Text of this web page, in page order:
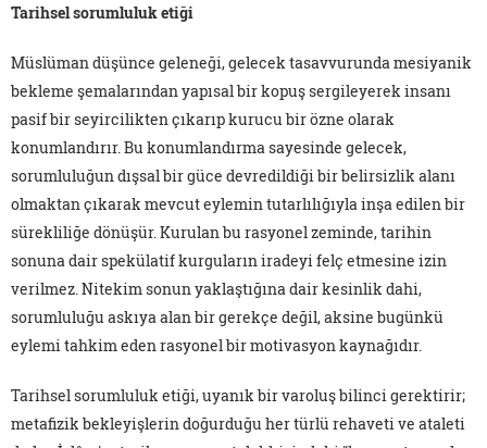
Tarihsel sorumluluk etiği
Müslüman düşünce geleneği, gelecek tasavvurunda mesiyanik
bekleme şemalarından yapısal bir kopuş sergileyerek insanı
pasif bir seyircilikten çıkarıp kurucu bir özne olarak
konumlandırır. Bu konumlandırma sayesinde gelecek,
sorumluluğun dışsal bir güce devredildiği bir belirsizlik alanı
olmaktan çıkarak mevcut eylemin tutarlılığıyla inşa edilen bir
sürekliliğe dönüşür. Kurulan bu rasyonel zeminde, tarihin
sonuna dair spekülatif kurguların iradeyi felç etmesine izin
verilmez. Nitekim sonun yaklaştığına dair kesinlik dahi,
sorumluluğu askıya alan bir gerekçe değil, aksine bugünkü
eylemi tahkim eden rasyonel bir motivasyon kaynağıdır.
Tarihsel sorumluluk etiği, uyanık bir varoluş bilinci gerektirir;
metafizik bekleyişlerin doğurduğu her türlü rehaveti ve ataleti